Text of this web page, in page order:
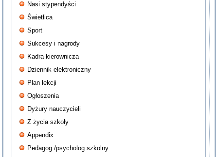
Nasi stypendyści
Świetlica
Sport
Sukcesy i nagrody
Kadra kierownicza
Dziennik elektroniczny
Plan lekcji
Ogłoszenia
Dyżury nauczycieli
Z życia szkoły
Appendix
Pedagog /psycholog szkolny